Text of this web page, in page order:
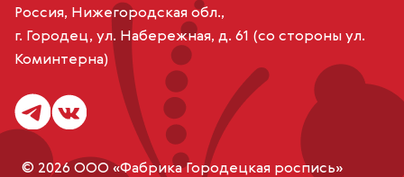
Россия, Нижегородская обл.,
г. Городец, ул. Набережная, д. 61 (со стороны ул.
Коминтерна)
© 2026 ООО «Фабрика Городецкая роспись»